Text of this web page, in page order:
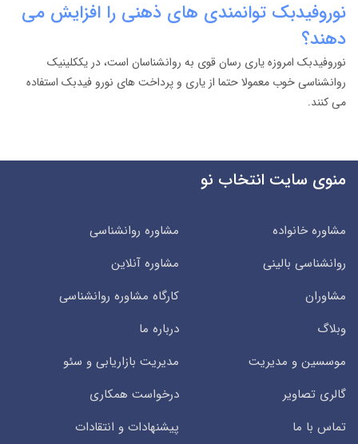
نوروفیدبک توانمندی های ذهنی را افزایش می
دهند؟
نوروفیدبک امروزه یاری رسان قوی به روانشناسان است، در یککلینیک
روانشناسی خوب معمولا حتما از یاری و پرداخت های نورو فیدبک استفاده
می کنند.
منوی سایت انتخاب نو
مشاوره خانواده
مشاوره روانشناسی
روانشناسی بالینی
مشاوره آنلاین
مشاوران
کارگاه مشاوره روانشناسی
وبلاگ
درباره ما
موسسین و مدیریت
مدیریت بازاریابی و سئو
گالری تصاویر
درخواست همکاری
تماس با ما
پیشنهادات و انتقادات